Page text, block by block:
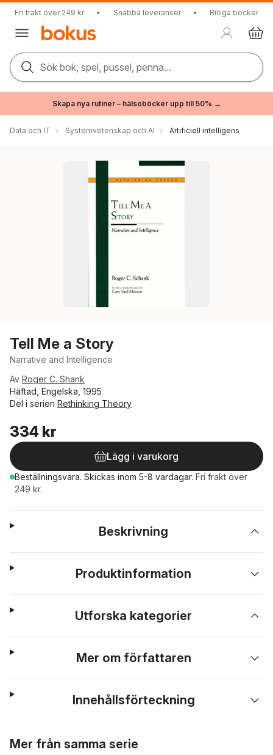
Fri frakt över 249 kr • Snabba leveranser • Billiga böcker
Sök bok, spel, pussel, penna...
Skapa nya rutiner – hälsoböcker upp till 50% →
Data och IT Systemvetenskap och AI Artificiell intelligens
Tell Me a Story
Narrative and Intelligence
Av Roger C. Shank
Häftad, Engelska, 1995
Del i serien Rethinking Theory
334 kr
Lägg i varukorg
Beställningsvara. Skickas inom 5-8 vardagar. Fri frakt över
249 kr.
Beskrivning
Produktinformation
Utforska kategorier
Mer om författaren
Innehållsförteckning
Mer från samma serie